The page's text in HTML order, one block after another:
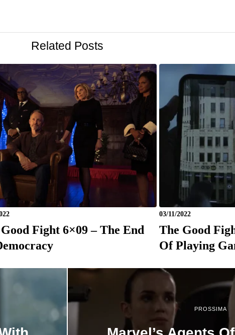
Related Posts
Fight 6×09 – The End
03/11/2022
The Good
Of Playing
PROSSIMA